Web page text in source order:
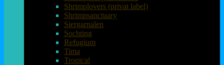
Shrimplovers (privat label)
Shrimpsanctuary
Siergarnalen
Sochting
Refugium
Tima
Tropical